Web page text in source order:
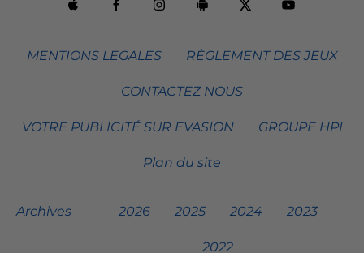
MENTIONS LEGALES RÈGLEMENT DES JEUX
CONTACTEZ NOUS
VOTRE PUBLICITÉ SUR EVASION GROUPE HPI
Plan du site
Archives 2026 2025 2024 2023
2022